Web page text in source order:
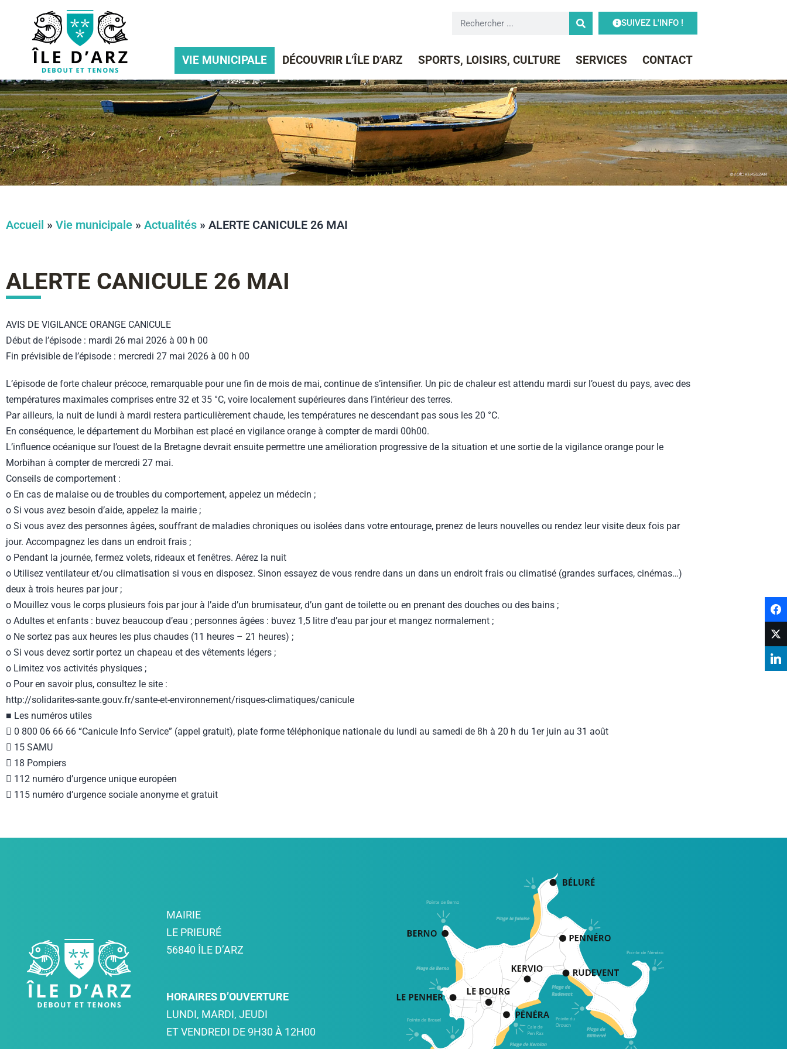
SUIVEZ L'INFO !
VIE MUNICIPALE DÉCOUVRIR L’ÎLE D’ARZ SPORTS, LOISIRS, CULTURE SERVICES CONTACT
Accueil » Vie municipale » Actualités » ALERTE CANICULE 26 MAI
ALERTE CANICULE 26 MAI
AVIS DE VIGILANCE ORANGE CANICULE
Début de l’épisode : mardi 26 mai 2026 à 00 h 00
Fin prévisible de l’épisode : mercredi 27 mai 2026 à 00 h 00
L’épisode de forte chaleur précoce, remarquable pour une fin de mois de mai, continue de s’intensifier. Un pic de chaleur est attendu mardi sur l’ouest du pays, avec des
températures maximales comprises entre 32 et 35 °C, voire localement supérieures dans l’intérieur des terres.
Par ailleurs, la nuit de lundi à mardi restera particulièrement chaude, les températures ne descendant pas sous les 20 °C.
En conséquence, le département du Morbihan est placé en vigilance orange à compter de mardi 00h00.
L’influence océanique sur l’ouest de la Bretagne devrait ensuite permettre une amélioration progressive de la situation et une sortie de la vigilance orange pour le
Morbihan à compter de mercredi 27 mai.
Conseils de comportement :
o En cas de malaise ou de troubles du comportement, appelez un médecin ;
o Si vous avez besoin d’aide, appelez la mairie ;
o Si vous avez des personnes âgées, souffrant de maladies chroniques ou isolées dans votre entourage, prenez de leurs nouvelles ou rendez leur visite deux fois par
jour. Accompagnez les dans un endroit frais ;
o Pendant la journée, fermez volets, rideaux et fenêtres. Aérez la nuit
o Utilisez ventilateur et/ou climatisation si vous en disposez. Sinon essayez de vous rendre dans un dans un endroit frais ou climatisé (grandes surfaces, cinémas…)
deux à trois heures par jour ;
o Mouillez vous le corps plusieurs fois par jour à l’aide d’un brumisateur, d’un gant de toilette ou en prenant des douches ou des bains ;
o Adultes et enfants : buvez beaucoup d’eau ; personnes âgées : buvez 1,5 litre d’eau par jour et mangez normalement ;
o Ne sortez pas aux heures les plus chaudes (11 heures – 21 heures) ;
o Si vous devez sortir portez un chapeau et des vêtements légers ;
o Limitez vos activités physiques ;
o Pour en savoir plus, consultez le site :
http://solidarites-sante.gouv.fr/sante-et-environnement/risques-climatiques/canicule
■ Les numéros utiles
 0 800 06 66 66 “Canicule Info Service” (appel gratuit), plate forme téléphonique nationale du lundi au samedi de 8h à 20 h du 1er juin au 31 août
 15 SAMU
 18 Pompiers
 112 numéro d’urgence unique européen
 115 numéro d’urgence sociale anonyme et gratuit
MAIRIE
LE PRIEURÉ
56840 ÎLE D’ARZ
HORAIRES D’OUVERTURE
LUNDI, MARDI, JEUDI
ET VENDREDI DE 9H30 À 12H00